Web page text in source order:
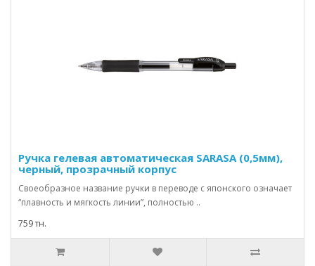
Ручка гелевая автоматическая SARASA (0,5мм),
черный, прозрачный корпус
Своеобразное название ручки в переводе с японского означает
“плавность и мягкость линии”, полностью ..
759 тн.